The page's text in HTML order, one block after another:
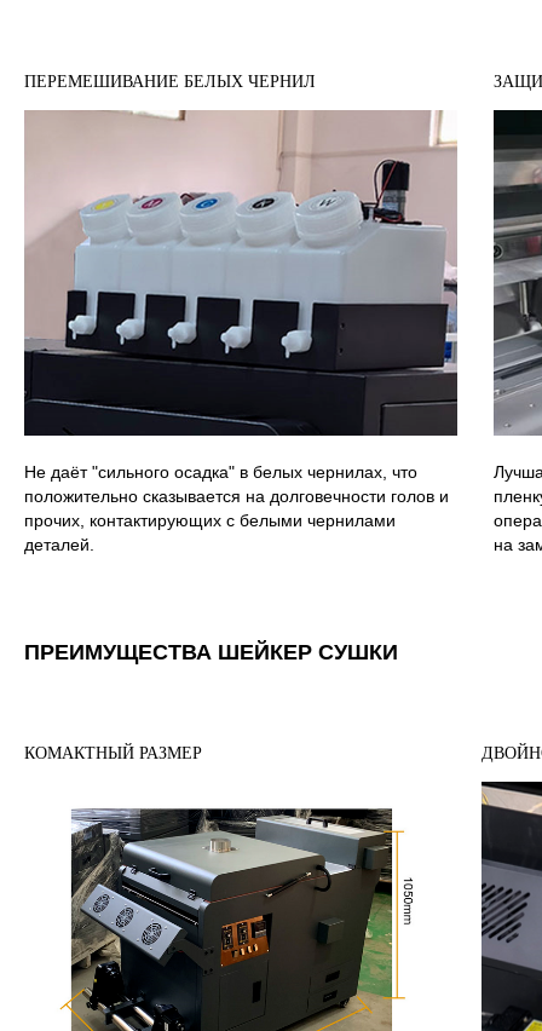
ПЕРЕМЕШИВАНИЕ БЕЛЫХ ЧЕРНИЛ
Не даёт "сильного осадка" в белых чернилах, что
положительно сказывается на долговечности голов и
прочих, контактирующих с белыми чернилами
деталей.
на
ПРЕИМУЩЕСТВА ШЕЙКЕР СУШКИ
КОМАКТНЫЙ РАЗМЕР